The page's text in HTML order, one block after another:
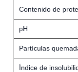
Contenido de
pH
Partículas
Índice de